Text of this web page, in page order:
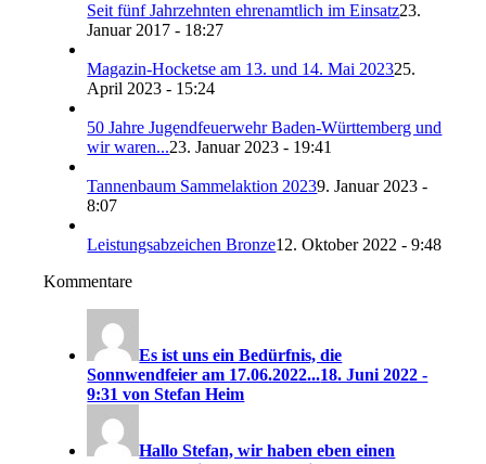
Seit fünf Jahrzehnten ehrenamtlich im Einsatz23.
Januar 2017 - 18:27
Magazin-Hocketse am 13. und 14. Mai 202325.
April 2023 - 15:24
50 Jahre Jugendfeuerwehr Baden-Württemberg und
wir waren...23. Januar 2023 - 19:41
Tannenbaum Sammelaktion 20239. Januar 2023 -
8:07
Leistungsabzeichen Bronze12. Oktober 2022 - 9:48
Kommentare
Es ist uns ein Bedürfnis, die
Sonnwendfeier am 17.06.2022...18. Juni 2022 -
9:31 von Stefan Heim
Hallo Stefan, wir haben eben einen